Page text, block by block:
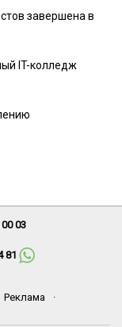
завершена в
IT-колледж
03
81
Реклама
·